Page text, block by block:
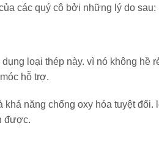
các quý cô bởi những lý do sau:
loại thép này. vì nó không hề
hỗ trợ.
năng chống oxy hóa tuyệt đối.
được.